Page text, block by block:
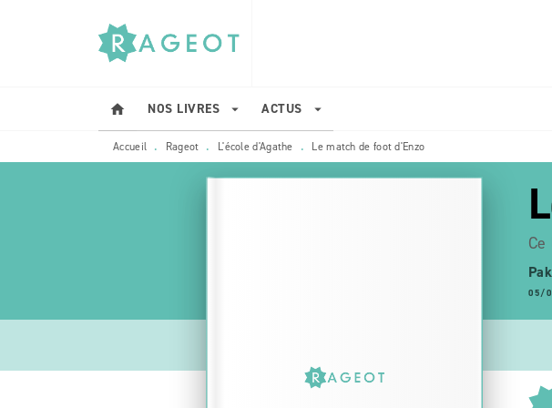
MENU RECHERCHE
home NOS LIVRES arrow_drop_down ACTUS arrow_drop_down
Accueil • Rageot • L'école d'Agathe • Le match de foot d'Enzo
05/